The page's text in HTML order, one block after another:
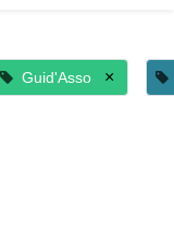
Guid'Asso ×